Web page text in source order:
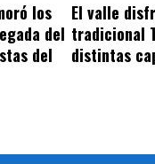
los
del
del
El valle
tradicional
distintas